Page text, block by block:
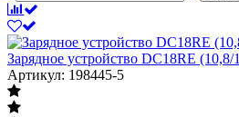
Зарядное устройство DC18RE
Артикул: 198445-5